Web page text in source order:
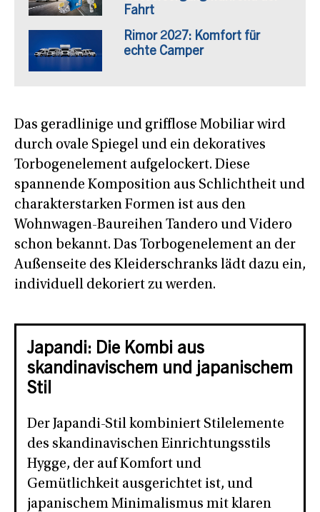
Fahrt
Rimor 2027: Komfort für
echte Camper
Das geradlinige und grifflose Mobiliar wird
durch ovale Spiegel und ein dekoratives
Torbogenelement aufgelockert. Diese
spannende Komposition aus Schlichtheit und
charakterstarken Formen ist aus den
Wohnwagen-Baureihen Tandero und Videro
schon bekannt. Das Torbogenelement an der
Außenseite des Kleiderschranks lädt dazu ein,
individuell dekoriert zu werden.
Japandi: Die Kombi aus
skandinavischem und japanischem
Stil
Der Japandi-Stil kombiniert Stilelemente
des skandinavischen Einrichtungsstils
Hygge, der auf Komfort und
Gemütlichkeit ausgerichtet ist, und
japanischem Minimalismus mit klaren